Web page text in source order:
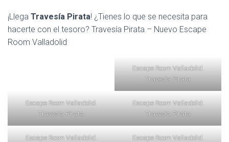
¡Llega Travesía Pirata! ¿Tienes lo que se necesita para
hacerte con el tesoro? Travesía Pirata – Nuevo Escape
Room Valladolid
Escape Room Valladolid.
Travesía Pirata
Escape Room Valladolid.
Travesía Pirata
Escape Room Valladolid.
Travesía Pirata
Escape Room Valladolid.
Escape Room Valladolid.